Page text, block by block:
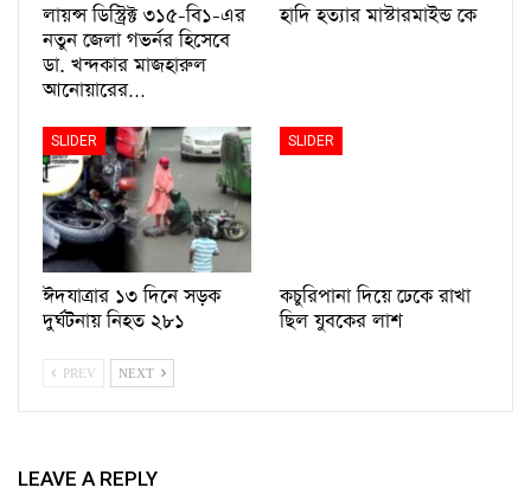
লায়ন্স ডিস্ট্রিক্ট ৩১৫-বি১-এর
নতুন জেলা গভর্নর হিসেবে
ডা. খন্দকার মাজহারুল
আনোয়ারের…
হাদি হত্যার মাস্টারমাইন্ড কে
SLIDER
ঈদযাত্রার ১৩ দিনে সড়ক
দুর্ঘটনায় নিহত ২৮১
SLIDER
কচুরিপানা দিয়ে ঢেকে রাখা
ছিল যুবকের লাশ
PREV NEXT
LEAVE A REPLY